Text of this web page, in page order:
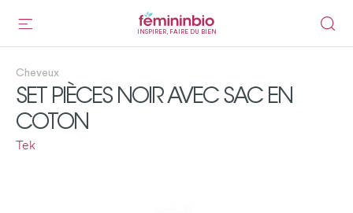
INSPIRER, FAIRE DU BIEN
Cheveux
SET PIÈCES NOIR AVEC SAC EN
COTON
Tek